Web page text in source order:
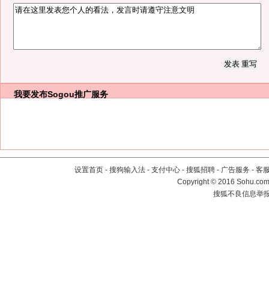
我要发布Sogou推广服务
设置首页 - 搜狗输入法 - 支付中心 - 搜狐招聘 - 广告服务 - 客
Copyright©2016
搜狐不良信息举